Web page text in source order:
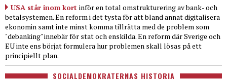
USA står inom kort inför en total omstrukturering av bank- och
betalsystemen. En reform i det tysta för att bland annat digitalisera
ekonomin samt inte minst komma tillrätta med de problem som
"debanking" innebär för stat och enskilda. En reform där Sverige och
EU inte ens börjat formulera hur problemen skall lösas på ett
principiellt plan.
SOCIALDEMOKRATERNAS HISTORIA